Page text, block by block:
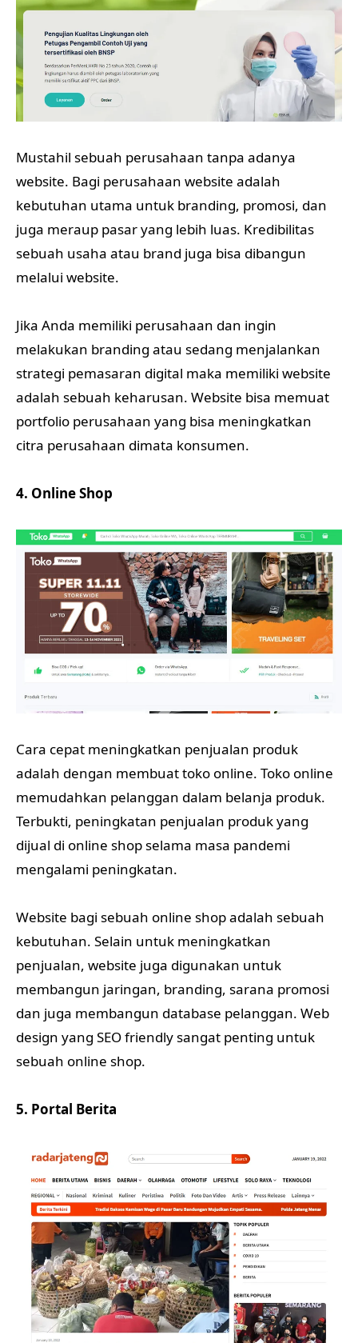
Mustahil sebuah perusahaan tanpa adanya
website. Bagi perusahaan website adalah
kebutuhan utama untuk branding, promosi, dan
juga meraup pasar yang lebih luas. Kredibilitas
sebuah usaha atau brand juga bisa dibangun
melalui website.
Jika Anda memiliki perusahaan dan ingin
melakukan branding atau sedang menjalankan
strategi pemasaran digital maka memiliki website
adalah sebuah keharusan. Website bisa memuat
portfolio perusahaan yang bisa meningkatkan
citra perusahaan dimata konsumen.
4. Online Shop
Cara cepat meningkatkan penjualan produk
adalah dengan membuat toko online. Toko online
memudahkan pelanggan dalam belanja produk.
Terbukti, peningkatan penjualan produk yang
dijual di online shop selama masa pandemi
mengalami peningkatan.
Website bagi sebuah online shop adalah sebuah
kebutuhan. Selain untuk meningkatkan
penjualan, website juga digunakan untuk
membangun jaringan, branding, sarana promosi
dan juga membangun database pelanggan. Web
design yang SEO friendly sangat penting untuk
sebuah online shop.
5. Portal Berita